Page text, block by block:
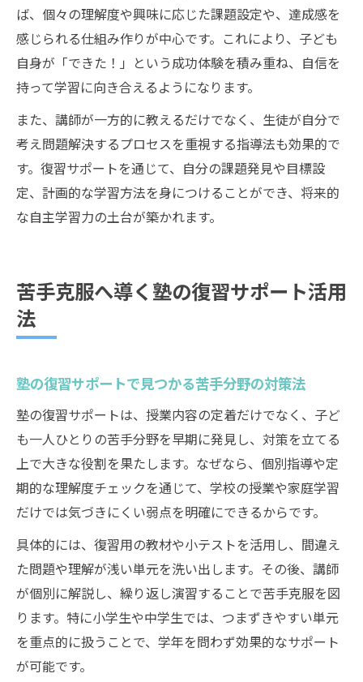
ば、個々の理解度や興味に応じた課題設定や、達成感を
感じられる仕組み作りが中心です。これにより、子ども
自身が「できた！」という成功体験を積み重ね、自信を
持って学習に向き合えるようになります。
また、講師が一方的に教えるだけでなく、生徒が自分で
考え問題解決するプロセスを重視する指導法も効果的で
す。復習サポートを通じて、自分の課題発見や目標設
定、計画的な学習方法を身につけることができ、将来的
な自主学習力の土台が築かれます。
苦手克服へ導く塾の復習サポート活用
法
塾の復習サポートで見つかる苦手分野の対策法
塾の復習サポートは、授業内容の定着だけでなく、子ど
も一人ひとりの苦手分野を早期に発見し、対策を立てる
上で大きな役割を果たします。なぜなら、個別指導や定
期的な理解度チェックを通じて、学校の授業や家庭学習
だけでは気づきにくい弱点を明確にできるからです。
具体的には、復習用の教材や小テストを活用し、間違え
た問題や理解が浅い単元を洗い出します。その後、講師
が個別に解説し、繰り返し演習することで苦手克服を図
ります。特に小学生や中学生では、つまずきやすい単元
を重点的に扱うことで、学年を問わず効果的なサポート
が可能です。